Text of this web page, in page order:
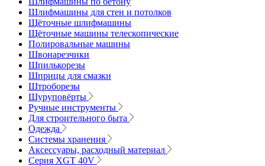
Шлифмашины для стен и потолков
Щёточные шлифмашины
Щёточные машины телескопические
Полировальные машины
Швонарезчики
Шпилькорезы
Шприцы для смазки
Штроборезы
Шуруповёрты
Ручные инструменты
Для строительного быта
Одежда
Системы хранения
Аксессуары, расходный материал
Серия XGT 40V